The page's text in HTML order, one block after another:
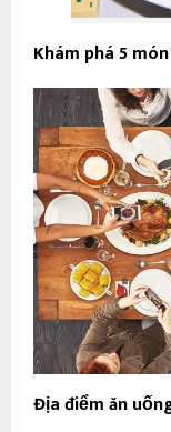
Khám phá 5
Địa điểm ăn